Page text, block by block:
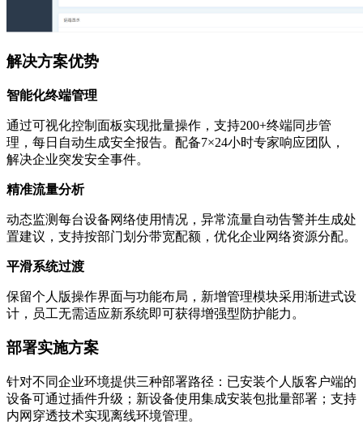
解决方案优势
智能化终端管理
通过可视化控制面板实现批量操作，支持200+终端同步管
理，每日自动生成安全报告。配备7×24小时专家响应团队，
解决企业突发安全事件。
精准流量分析
动态监测每台设备网络使用情况，异常流量自动告警并生成处
置建议，支持按部门划分带宽配额，优化企业网络资源分配。
平滑系统过渡
保留个人版操作界面与功能布局，新增管理模块采用渐进式设
计，员工无需适应新系统即可获得增强型防护能力。
部署实施方案
针对不同企业环境提供三种部署路径：已安装个人版客户端的
设备可通过插件升级；新设备使用集成安装包批量部署；支持
内网穿透技术实现离线环境管理。